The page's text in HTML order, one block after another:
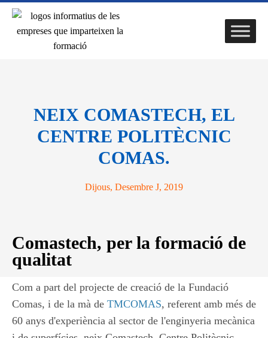
NEIX COMASTECH, EL
CENTRE POLITÈCNIC
COMAS.
Dijous, Desembre J, 2019
Comastech, per la formació de
qualitat
Com a part del projecte de creació de la Fundació
Comas, i de la mà de TMCOMAS, referent amb més de
60 anys d'experiència al sector de l'enginyeria mecànica